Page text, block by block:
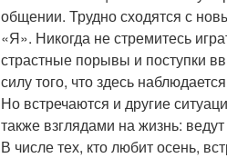
общении. Трудно сходятся с
«Я». Никогда не стремитесь
страстные порывы и поступки
силу того, что здесь
Но встречаются и другие
также взглядами на жизнь:
В числе тех, кто любит осень,